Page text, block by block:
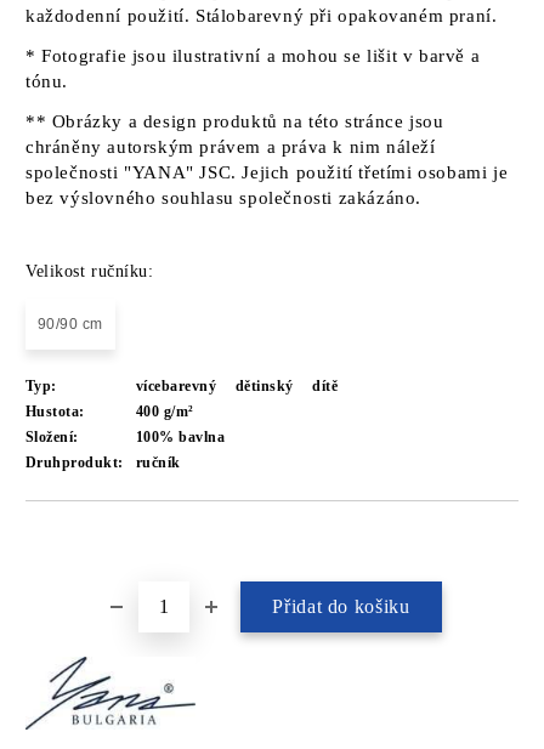
každodenní použití. Stálobarevný při opakovaném praní.
* Fotografie jsou ilustrativní a mohou se lišit v barvě a
tónu.
** Obrázky a design produktů na této stránce jsou
chráněny autorským právem a práva k nim náleží
společnosti "YANA" JSC. Jejich použití třetími osobami je
bez výslovného souhlasu společnosti zakázáno.
Velikost ručníku:
90/90 cm
Typ: vícebarevný dětinský
dítě
Hustota:
400 g/m²
Složení:
100% bavlna
Druhprodukt:
ručník